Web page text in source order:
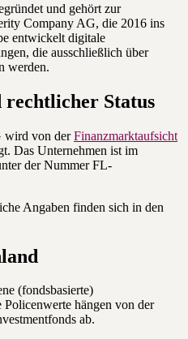
und gehört zur
Company AG, die 2016 ins
entwickelt digitale
die ausschließlich über
werden.
rechtlicher Status
wird von derFinanzmarktaufsicht
Das Unternehmen ist im
der Nummer FL-
Angaben finden sich in den
(fondsbasierte)
hängen von der
ab.